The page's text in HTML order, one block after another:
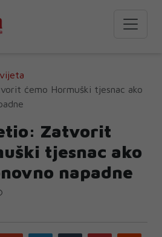
ćemo Hormuški tjesnac ako
Zatvorit
tjesnac ako
napadne